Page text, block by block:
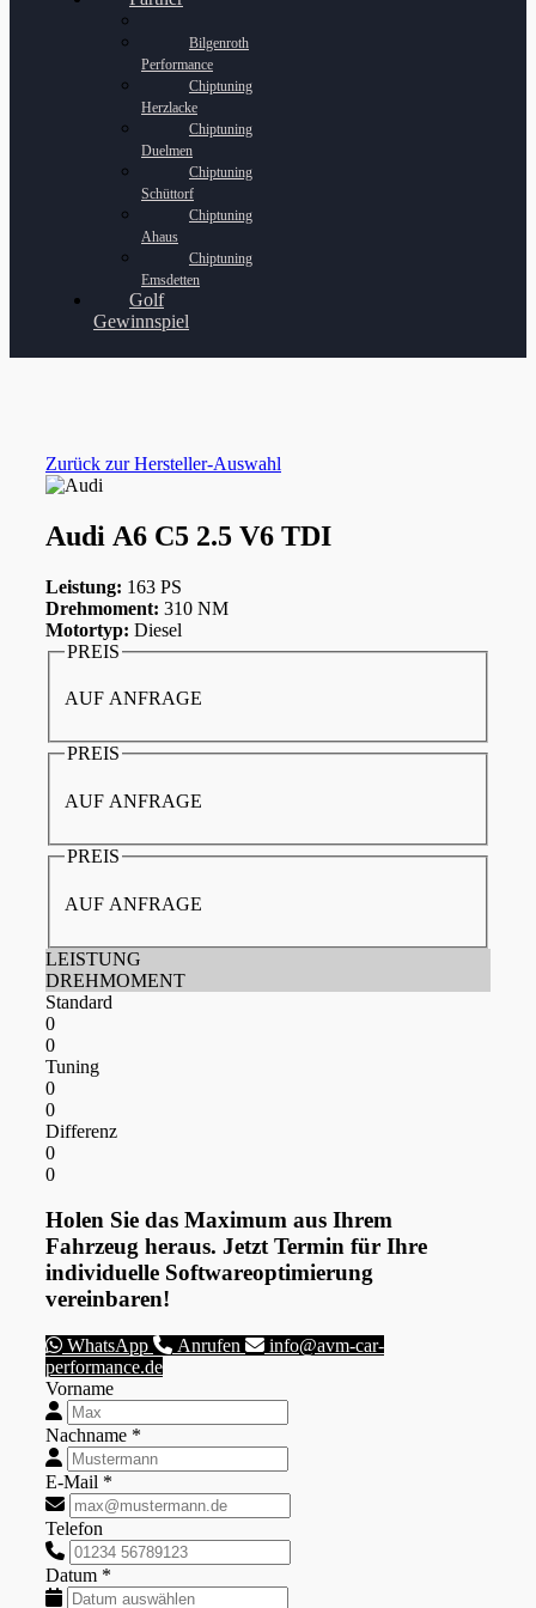
Bilgenroth
Performance
Chiptuning
Herzlacke
Chiptuning
Duelmen
Chiptuning
Schüttorf
Chiptuning
Ahaus
Chiptuning
Emsdetten
Golf
Gewinnspiel
Zurück zur Hersteller-Auswahl
Audi A6 C5 2.5 V6 TDI
Leistung: 163 PS
Drehmoment: 310 NM
Motortyp: Diesel
PREIS
AUF ANFRAGE
PREIS
AUF ANFRAGE
PREIS
AUF ANFRAGE
LEISTUNG
DREHMOMENT
Standard
0
0
Tuning
0
0
Differenz
0
0
Holen Sie das Maximum aus Ihrem
Fahrzeug heraus. Jetzt Termin für Ihre
individuelle Softwareoptimierung
vereinbaren!
WhatsApp Anrufen
info@avm-car-
performance.de
Vorname
Nachname *
E-Mail *
Telefon
Datum *